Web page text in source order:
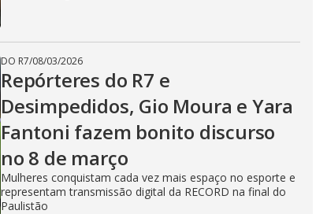
DO R7/08/03/2026
Repórteres do R7 e
Desimpedidos, Gio Moura e Yara
Fantoni fazem bonito discurso
no 8 de março
Mulheres conquistam cada vez mais espaço no esporte e
representam transmissão digital da RECORD na final do
Paulistão